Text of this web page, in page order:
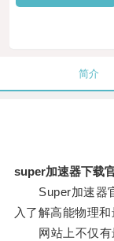
简介
super加速器下载
Super加速器官
入了解高能物理
网站上不仅有